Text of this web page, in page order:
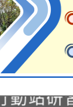
2次
(無人
動站研